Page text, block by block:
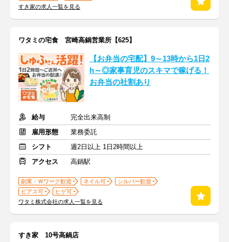
すき家の求人一覧を見る
ワタミの宅食 宮崎高鍋営業所【625】
【お弁当の宅配】9～13時から1日2
h～◎家事育児のスキマで稼げる！
お弁当の社割あり
給与
完全出来高制
雇用形態
業務委託
シフト
週2日以上 1日2時間以上
アクセス
高鍋駅
副業・Ｗワーク歓迎 ネイル可
シルバー歓迎
ピアス可
ヒゲ可
ワタミ株式会社の求人一覧を見る
すき家 10号高鍋店